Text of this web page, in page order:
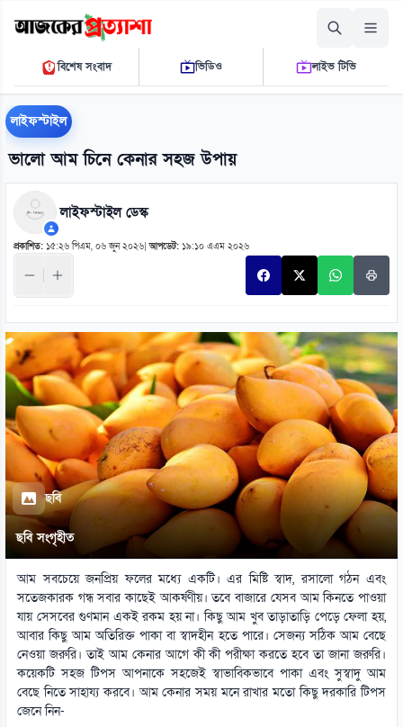
শুক্রবার, ০৭ আগস্ট ২০২৬
০৫:২৭:৫০ পি.এম.THE DAILY AJKER PROTTASHA
বিশেষ সংবাদ ভিডিও লাইভ টিভি
লাইফস্টাইল
ভালো আম চিনে কেনার সহজ উপায়
লাইফস্টাইল ডেস্ক
প্রকাশিত: ১৫:২৬ পিএম, ০৬ জুন ২০২৬ |আপডেট: ১৯:১০ এএম ২০২৬
ছবি
ছবি সংগৃহীত
আম সবচেয়ে জনপ্রিয় ফলের মধ্যে একটি। এর মিষ্টি স্বাদ, রসালো গঠন এবং
সতেজকারক গন্ধ সবার কাছেই আকর্ষণীয়। তবে বাজারে যেসব আম কিনতে পাওয়া
যায় সেসবের গুণমান একই রকম হয় না। কিছু আম খুব তাড়াতাড়ি পেড়ে ফেলা হয়,
আবার কিছু আম অতিরিক্ত পাকা বা স্বাদহীন হতে পারে। সেজন্য সঠিক আম বেছে
নেওয়া জরুরি। তাই আম কেনার আগে কী কী পরীক্ষা করতে হবে তা জানা জরুরি।
কয়েকটি সহজ টিপস আপনাকে সহজেই স্বাভাবিকভাবে পাকা এবং সুস্বাদু আম
বেছে নিতে সাহায্য করবে। আম কেনার সময় মনে রাখার মতো কিছু দরকারি টিপস
জেনে নিন-